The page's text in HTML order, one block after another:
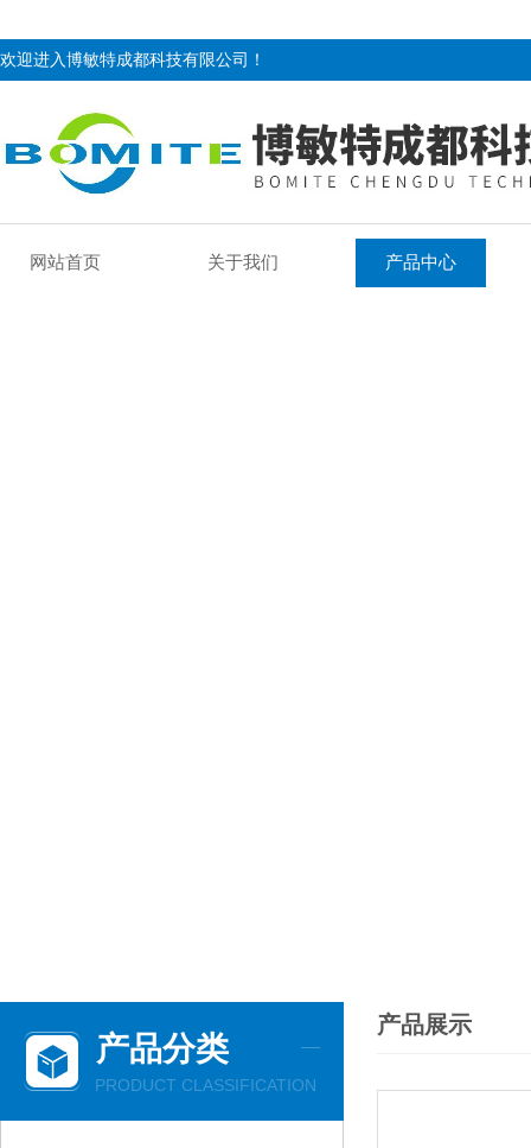
欢迎进入博敏特成都科技有限公司！
网站首页 关于我们 产品中心
产品分类
PRODUCT CLASSIFICATION
产品展示